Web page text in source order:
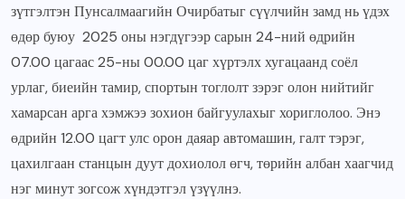
зүтгэлтэн Пунсалмаагийн Очирбатыг сүүлчийн замд нь үдэх
өдөр буюу 2025 оны нэгдүгээр сарын 24-ний өдрийн
07.00 цагаас 25-ны 00.00 цаг хүртэлх хугацаанд соёл
урлаг, биеийн тамир, спортын тоглолт зэрэг олон нийтийг
хамарсан арга хэмжээ зохион байгуулахыг хориглолоо. Энэ
өдрийн 12.00 цагт улс орон даяар автомашин, галт тэрэг,
цахилгаан станцын дуут дохиолол өгч, төрийн албан хаагчид
нэг минут зогсож хүндэтгэл үзүүлнэ.